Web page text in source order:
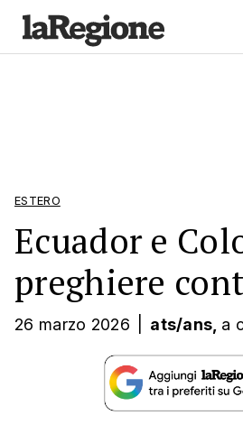
ESTERO
Ecuador e
preghiere
26 marzo 2026 ats/ans, a